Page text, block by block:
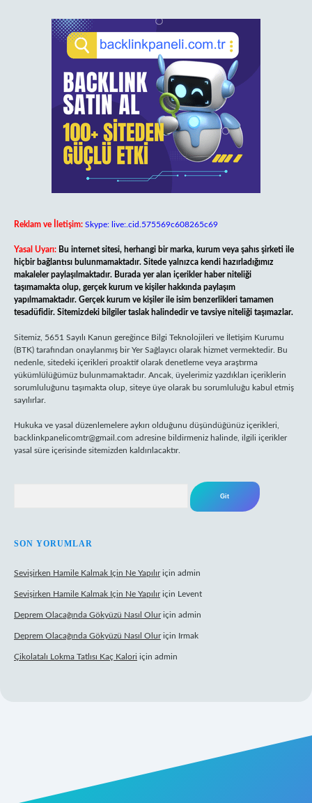
Reklam ve İletişim: Skype: live:.cid.575569c608265c69
Yasal Uyarı: Bu internet sitesi, herhangi bir marka, kurum veya şahıs şirketi ile
hiçbir bağlantısı bulunmamaktadır. Sitede yalnızca kendi hazırladığımız
makaleler paylaşılmaktadır. Burada yer alan içerikler haber niteliği
taşımamakta olup, gerçek kurum ve kişiler hakkında paylaşım
yapılmamaktadır. Gerçek kurum ve kişiler ile isim benzerlikleri tamamen
tesadüfidir. Sitemizdeki bilgiler taslak halindedir ve tavsiye niteliği taşımazlar.
Sitemiz, 5651 Sayılı Kanun gereğince Bilgi Teknolojileri ve İletişim Kurumu
(BTK) tarafından onaylanmış bir Yer Sağlayıcı olarak hizmet vermektedir. Bu
nedenle, sitedeki içerikleri proaktif olarak denetleme veya araştırma
yükümlülüğümüz bulunmamaktadır. Ancak, üyelerimiz yazdıkları içeriklerin
sorumluluğunu taşımakta olup, siteye üye olarak bu sorumluluğu kabul etmiş
sayılırlar.
Hukuka ve yasal düzenlemelere aykırı olduğunu düşündüğünüz içerikleri,
backlinkpanelicomtr@gmail.com adresine bildirmeniz halinde, ilgili içerikler
yasal süre içerisinde sitemizden kaldırılacaktır.
SON YORUMLAR
Sevişirken Hamile Kalmak Için Ne Yapılıriçin admin
Sevişirken Hamile Kalmak Için Ne Yapılıriçin Levent
Deprem Olacağında Gökyüzü Nasıl Oluriçin admin
Deprem Olacağında Gökyüzü Nasıl Oluriçin Irmak
Çikolatalı Lokma Tatlısı Kaç Kalori için admin